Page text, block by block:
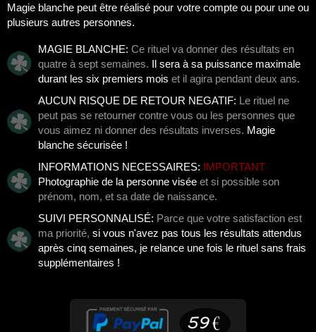
Magie blanche peut être réalisé pour votre compte ou pour une ou
plusieurs autres personnes.
MAGIE BLANCHE: Ce rituel va donner des résultats en
quatre à sept semaines. Il sera à sa puissance maximale
durant les six premiers mois et il agira pendant deux ans.
AUCUN RISQUE DE RETOUR NEGATIF: Le rituel ne
peut pas se retourner contre vous ou les personnes que
vous aimez ni donner des résultats inverses. Magie
blanche sécurisée !
INFORMATIONS NECESSAIRES: IMPORTANT
Photographie de la personne visée et si possible son
prénom, nom, et sa date de naissance.
SUIVI PERSONNALISÉ: Parce que votre satisfaction est
ma priorité, si vous n'avez pas tous les résultats attendus
après cinq semaines, je relance une fois le rituel sans frais
supplémentaires !